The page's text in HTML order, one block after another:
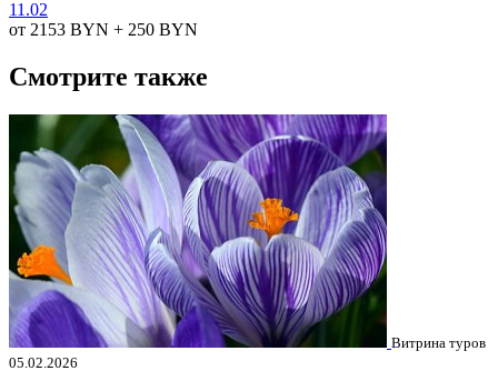
11.02
от 2153 BYN + 250 BYN
Смотрите также
Витрина туров
05.02.2026